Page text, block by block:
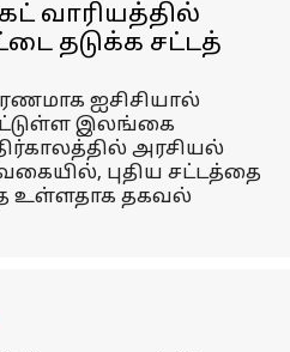
வாரியத்தில்
தடுக்க சட்டத்
ஐசிசியால்
இலங்கை
அரசியல்
புதிய சட்டத்தை
உள்ளதாக தகவல்